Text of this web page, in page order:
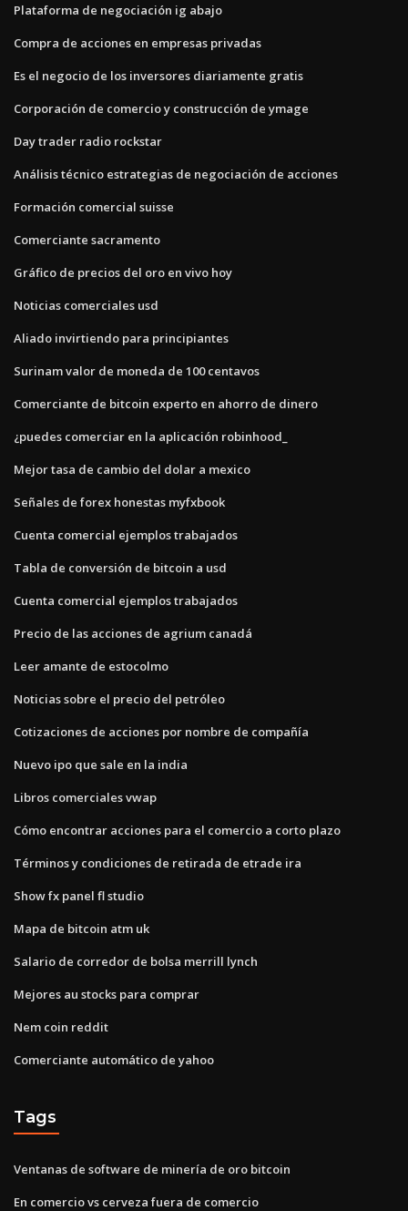
Plataforma de negociación ig abajo
Compra de acciones en empresas privadas
Es el negocio de los inversores diariamente gratis
Corporación de comercio y construcción de ymage
Day trader radio rockstar
Análisis técnico estrategias de negociación de acciones
Formación comercial suisse
Comerciante sacramento
Gráfico de precios del oro en vivo hoy
Noticias comerciales usd
Aliado invirtiendo para principiantes
Surinam valor de moneda de 100 centavos
Comerciante de bitcoin experto en ahorro de dinero
¿puedes comerciar en la aplicación robinhood_
Mejor tasa de cambio del dolar a mexico
Señales de forex honestas myfxbook
Cuenta comercial ejemplos trabajados
Tabla de conversión de bitcoin a usd
Cuenta comercial ejemplos trabajados
Precio de las acciones de agrium canadá
Leer amante de estocolmo
Noticias sobre el precio del petróleo
Cotizaciones de acciones por nombre de compañía
Nuevo ipo que sale en la india
Libros comerciales vwap
Cómo encontrar acciones para el comercio a corto plazo
Términos y condiciones de retirada de etrade ira
Show fx panel fl studio
Mapa de bitcoin atm uk
Salario de corredor de bolsa merrill lynch
Mejores au stocks para comprar
Nem coin reddit
Comerciante automático de yahoo
Tags
Ventanas de software de minería de oro bitcoin
En comercio vs cerveza fuera de comercio